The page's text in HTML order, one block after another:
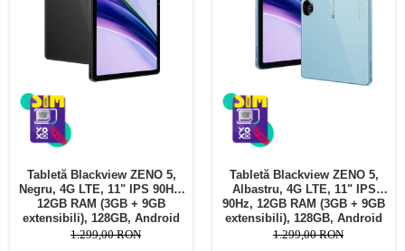
Tabletă Blackview ZENO 5,
Negru, 4G LTE, 11" IPS 90Hz,
12GB RAM (3GB + 9GB
extensibili), 128GB, Android
16, Unisoc T7250, 8300mAh,
1.299,00 RON
Tabletă Blackview ZENO 5,
Albastru, 4G LTE, 11" IPS
90Hz, 12GB RAM (3GB + 9GB
extensibili), 128GB, Android
16, Unisoc T7250, 8300mAh,
1.299,00 RON